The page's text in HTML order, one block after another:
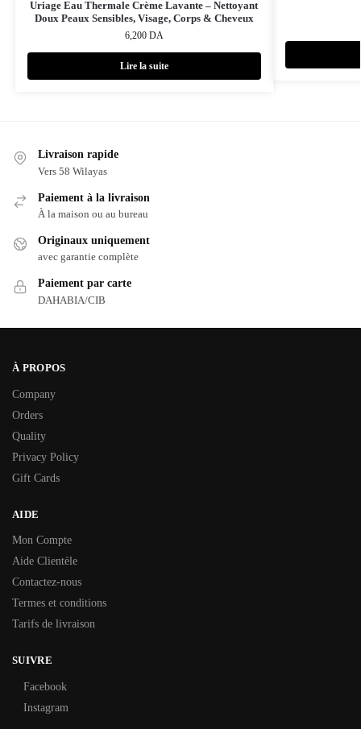
Uriage Eau Thermale Crème Lavante – Nettoyant
Doux Peaux Sensibles, Visage, Corps & Cheveux
6,200 DA
Lire la suite
Livraison rapide
Vers 58 Wilayas
Paiement à la livraison
À la maison ou au bureau
Originaux uniquement
avec garantie complète
Paiement par carte
DAHABIA/CIB
À PROPOS
Company
Orders
Quality
Privacy Policy
Gift Cards
AIDE
Mon Compte
Aide Clientèle
Contactez-nous
Termes et conditions
Tarifs de livraison
SUIVRE
Facebook
Instagram